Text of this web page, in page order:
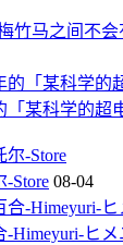
竹马之间不
「某科学的超
Store 08-04
Himeyuri-ヒメ